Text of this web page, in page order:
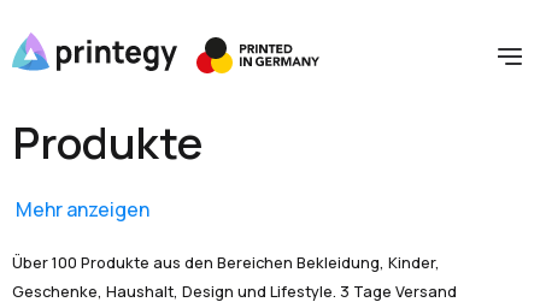
Produkte
Mehr anzeigen
Über 100 Produkte aus den Bereichen Bekleidung, Kinder,
Geschenke, Haushalt, Design und Lifestyle. 3 Tage Versand